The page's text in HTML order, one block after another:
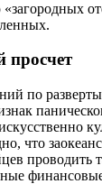
просчет
по
что
проводить